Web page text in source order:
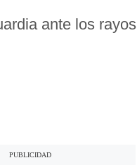
ante los rayos